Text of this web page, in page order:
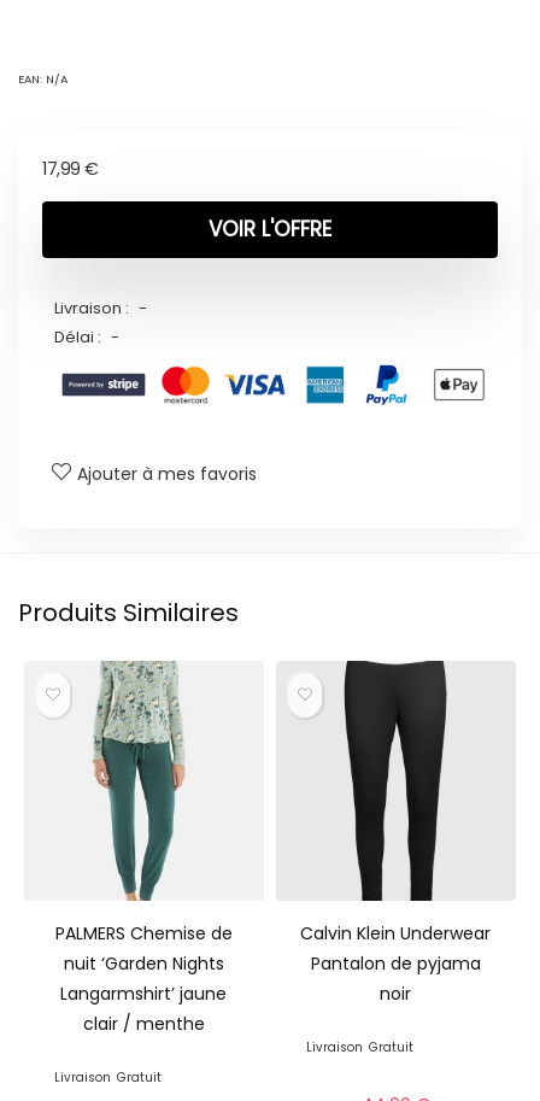
EAN: N/A
17,99 €
VOIR L'OFFRE
Livraison : -
Délai : -
Ajouter à mes favoris
Produits Similaires
PALMERS Chemise de
nuit ‘Garden Nights
Langarmshirt’ jaune
clair / menthe
Livraison Gratuit
Calvin Klein Underwear
Pantalon de pyjama
noir
Livraison Gratuit